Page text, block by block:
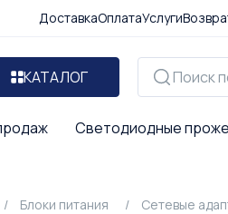
ДоставкаОплатаУслуги
КАТАЛОГ
Светодиодные
Блоки питания Сетевые